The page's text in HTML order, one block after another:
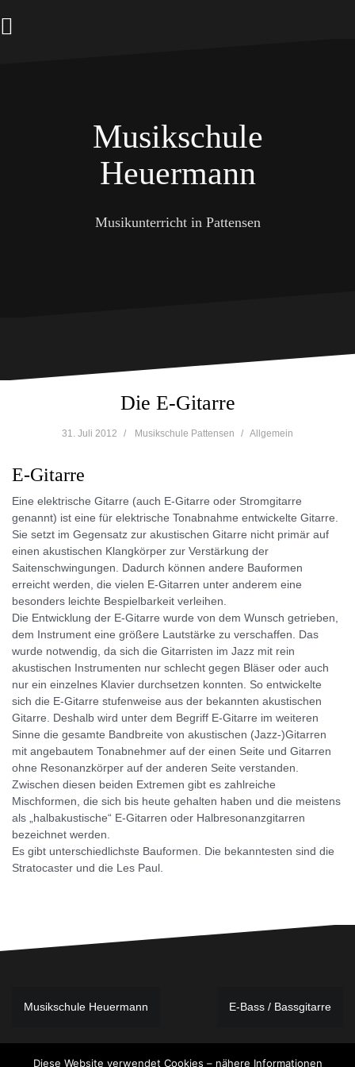
Inhalt
Musikschule
Heuermann
Musikunterricht in Pattensen
Die E-Gitarre
31. Juli 2012 Musikschule Pattensen Allgemein
E-Gitarre
Eine elektrische Gitarre (auch E-Gitarre oder Stromgitarre
genannt) ist eine für elektrische Tonabnahme entwickelte Gitarre.
Sie setzt im Gegensatz zur akustischen Gitarre nicht primär auf
einen akustischen Klangkörper zur Verstärkung der
Saitenschwingungen. Dadurch können andere Bauformen
erreicht werden, die vielen E-Gitarren unter anderem eine
besonders leichte Bespielbarkeit verleihen.
Die Entwicklung der E-Gitarre wurde von dem Wunsch getrieben,
dem Instrument eine größere Lautstärke zu verschaffen. Das
wurde notwendig, da sich die Gitarristen im Jazz mit rein
akustischen Instrumenten nur schlecht gegen Bläser oder auch
nur ein einzelnes Klavier durchsetzen konnten. So entwickelte
sich die E-Gitarre stufenweise aus der bekannten akustischen
Gitarre. Deshalb wird unter dem Begriff E-Gitarre im weiteren
Sinne die gesamte Bandbreite von akustischen (Jazz-)Gitarren
mit angebautem Tonabnehmer auf der einen Seite und Gitarren
ohne Resonanzkörper auf der anderen Seite verstanden.
Zwischen diesen beiden Extremen gibt es zahlreiche
Mischformen, die sich bis heute gehalten haben und die meistens
als „halbakustische“ E-Gitarren oder Halbresonanzgitarren
bezeichnet werden.
Es gibt unterschiedlichste Bauformen. Die bekanntesten sind die
Stratocaster und die Les Paul.
Beitragsnavigation
Musikschule Heuermann E-Bass / Bassgitarre
Diese Website verwendet Cookies – nähere Informationen